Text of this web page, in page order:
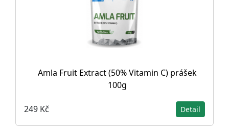
Amla Fruit Extract (50% Vitamin C) prášek
100g
249 Kč Detail